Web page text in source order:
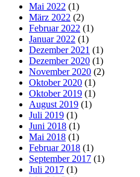
Mai 2022 (1)
März 2022 (2)
Februar 2022 (1)
Januar 2022 (1)
Dezember 2021 (1)
Dezember 2020 (1)
November 2020 (2)
Oktober 2020 (1)
Oktober 2019 (1)
August 2019 (1)
Juli 2019 (1)
Juni 2018 (1)
Mai 2018 (1)
Februar 2018 (1)
September 2017 (1)
Juli 2017 (1)